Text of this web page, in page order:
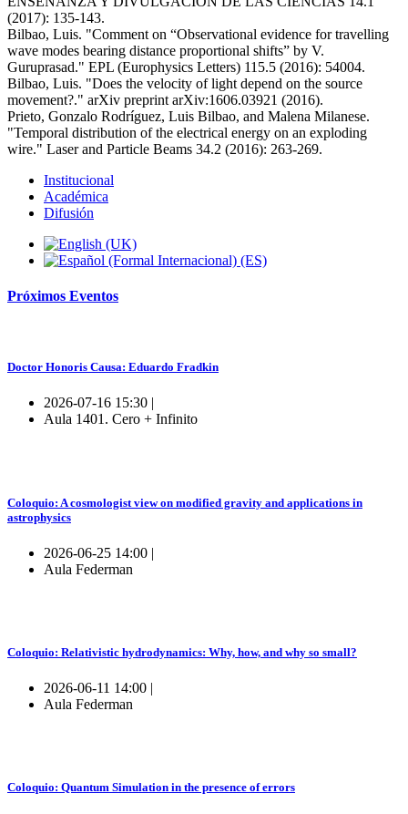
(2017): 135-143.
Bilbao, Luis. "Comment on “Observational evidence for travelling
wave modes bearing distance proportional shifts” by V.
Guruprasad." EPL (Europhysics Letters) 115.5 (2016): 54004.
Bilbao, Luis. "Does the velocity of light depend on the source
movement?." arXiv preprint arXiv:1606.03921 (2016).
Prieto, Gonzalo Rodríguez, Luis Bilbao, and Malena Milanese.
"Temporal distribution of the electrical energy on an exploding
wire." Laser and Particle Beams 34.2 (2016): 263-269.
Institucional
Académica
Difusión
Próximos Eventos
Doctor Honoris Causa: Eduardo Fradkin
2026-07-16 15:30 |
Aula 1401. Cero + Infinito
Coloquio: A cosmologist view on modified gravity and applications in
astrophysics
2026-06-25 14:00 |
Aula Federman
Coloquio: Relativistic hydrodynamics: Why, how, and why so small?
2026-06-11 14:00 |
Aula Federman
Coloquio: Quantum Simulation in the presence of errors